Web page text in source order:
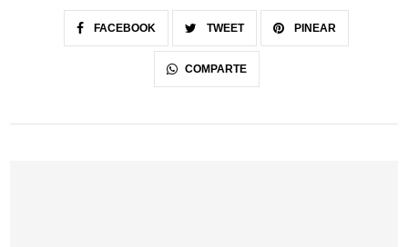
FACEBOOK TWEET PINEAR
COMPARTE